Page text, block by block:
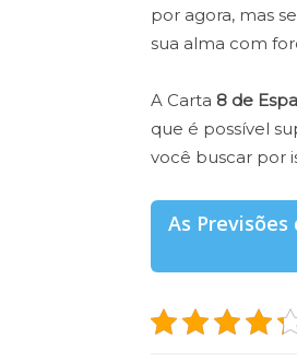
por agora, mas
sua alma com
A Carta 8 de
que é possível
você buscar por
As Previsões